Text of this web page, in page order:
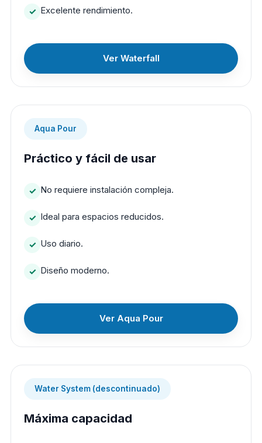
Excelente rendimiento.
Ver Waterfall
Aqua Pour
Práctico y fácil de usar
No requiere instalación compleja.
Ideal para espacios reducidos.
Uso diario.
Diseño moderno.
Ver Aqua Pour
Water System (descontinuado)
Máxima capacidad